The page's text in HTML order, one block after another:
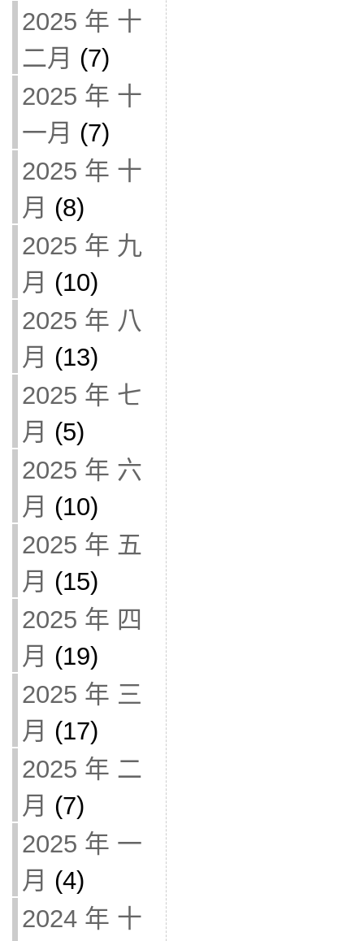
2025 年 十
二月 (7)
2025 年 十
一月 (7)
2025 年 十
月 (8)
2025 年 九
月 (10)
2025 年 八
月 (13)
2025 年 七
月 (5)
2025 年 六
月 (10)
2025 年 五
月 (15)
2025 年 四
月 (19)
2025 年 三
月 (17)
2025 年 二
月 (7)
2025 年 一
月 (4)
2024 年 十